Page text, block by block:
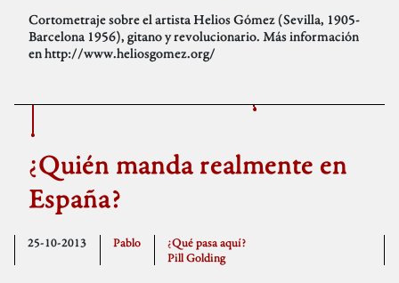
Cortometraje sobre el artista Helios Gómez (Sevilla, 1905-
Barcelona 1956), gitano y revolucionario. Más información
en http://www.heliosgomez.org/
¿Quién manda realmente en
España?
25-10-2013 Pablo
¿Qué pasa aquí?
Pill Golding